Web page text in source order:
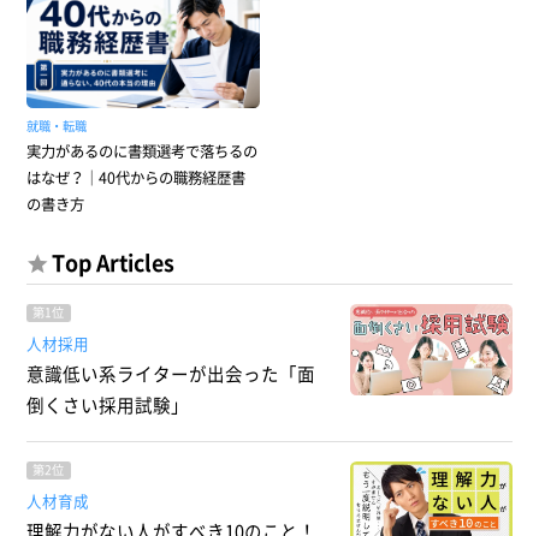
就職・転職
実力があるのに書類選考で落ちるの
はなぜ？｜40代からの職務経歴書
の書き方
Top Articles
第1位
人材採用
意識低い系ライターが出会った「面
倒くさい採用試験」
第2位
人材育成